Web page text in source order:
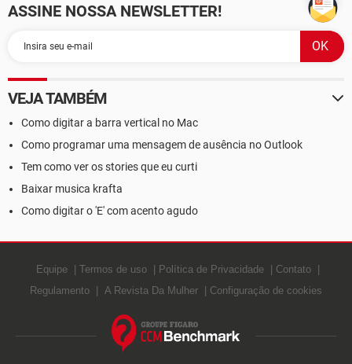
ASSINE NOSSA NEWSLETTER!
VEJA TAMBÉM
Como digitar a barra vertical no Mac
Como programar uma mensagem de ausência no Outlook
Tem como ver os stories que eu curti
Baixar musica krafta
Como digitar o 'E' com acento agudo
Equipe Termos de uso Política de Privacidade
Contato
Regulamento
A Revista Da Mulher Configuração de cookies